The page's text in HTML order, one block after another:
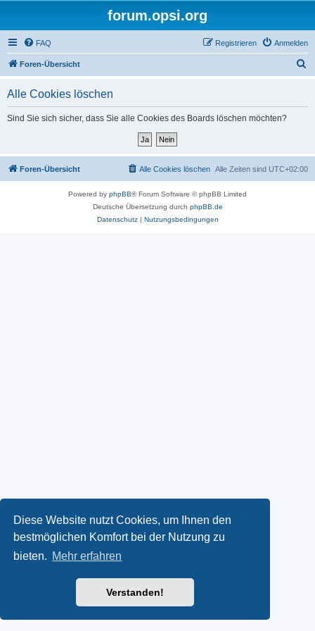
Diese Website nutzt Cookies, um Ihnen den
bestmöglichen Komfort bei der Nutzung zu
bieten. Mehr erfahren
Verstanden!
forum.opsi.org
FAQ Anmelden
Registrieren
Foren-Übersicht
Alle Cookies löschen
Sind Sie sich sicher, dass Sie alle Cookies des Boards löschen möchten?
Foren-Übersicht Alle Zeiten sind UTC+02:00
Alle Cookies löschen
Powered by phpBB® Forum Software © phpBB Limited
Deutsche Übersetzung durch phpBB.de
Datenschutz| Nutzungsbedingungen